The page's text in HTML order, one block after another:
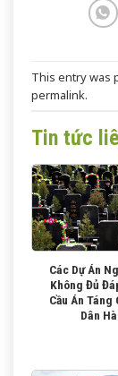
This entry was
permalink.
Tin tức
Các Dự Án
Không Đủ
Cầu Án Táng
Dân